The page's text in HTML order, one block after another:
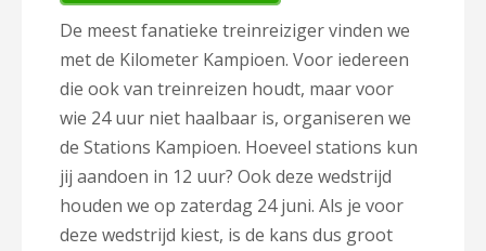
De meest fanatieke treinreiziger vinden we
met de Kilometer Kampioen. Voor iedereen
die ook van treinreizen houdt, maar voor
wie 24 uur niet haalbaar is, organiseren we
de Stations Kampioen. Hoeveel stations kun
jij aandoen in 12 uur? Ook deze wedstrijd
houden we op zaterdag 24 juni. Als je voor
deze wedstrijd kiest, is de kans dus groot